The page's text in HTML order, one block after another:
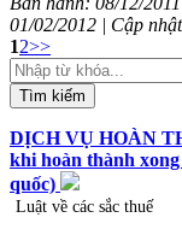
01/02/2012 | Cập
12>>
Tìm kiếm
DỊCH VỤ HOÀN
khi hoàn thành
quốc)
Luật về các sắc thuế